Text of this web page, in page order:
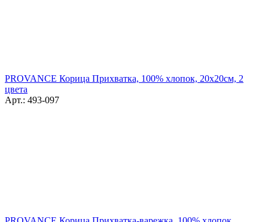
PROVANCE Корица Прихватка, 100% хлопок, 20х20см, 2
цвета
Арт.: 493-097